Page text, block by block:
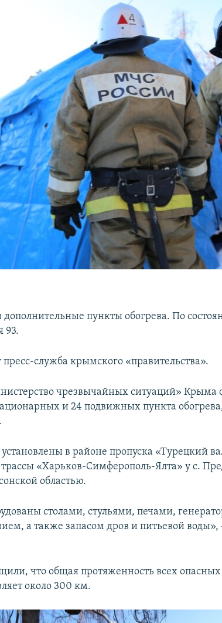
пункты обогрева. По
93.
служба крымского «правительства».
чрезвычайных ситуаций» Крыма
и 24 подвижных пункта
в районе пропуска «Турецкий
«Харьков-Симферополь-Ялта» у с.
областью.
столами, стульями, печами,
а также запасом дров и питьевой воды»,
что общая протяженность всех
около 300 км.